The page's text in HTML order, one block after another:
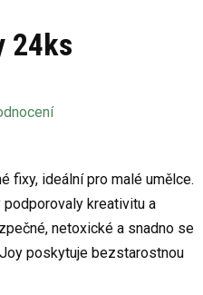
24ks
fixy, ideální pro malé umělce.
podporovaly kreativitu a
netoxické a snadno se
poskytuje bezstarostnou